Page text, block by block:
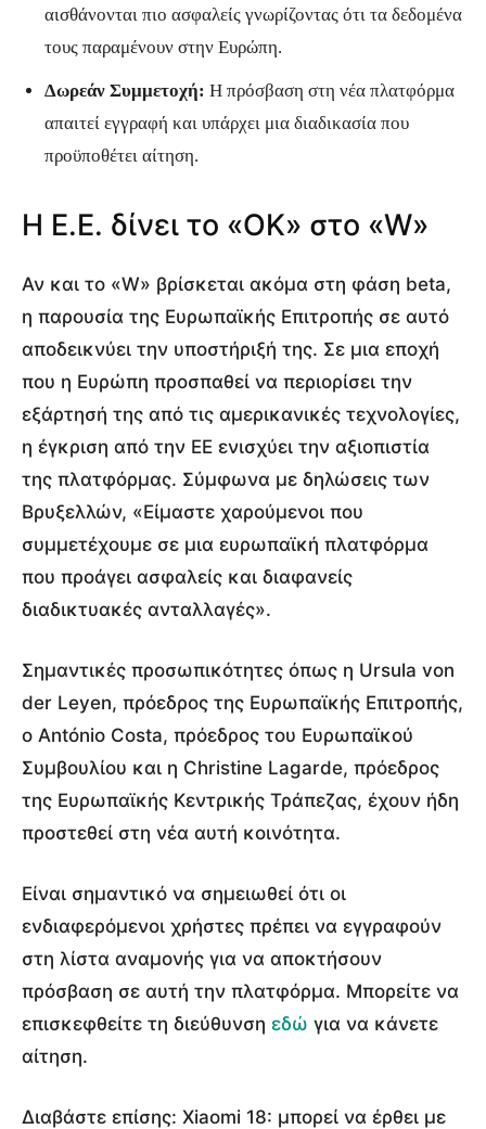
αισθάνονται πιο ασφαλείς γνωρίζοντας ότι τα δεδομένα
τους παραμένουν στην Ευρώπη.
Δωρεάν Συμμετοχή: Η πρόσβαση στη νέα πλατφόρμα
απαιτεί εγγραφή και υπάρχει μια διαδικασία που
προϋποθέτει αίτηση.
Η Ε.Ε. δίνει το «ΟΚ» στο «W»
Αν και το «W» βρίσκεται ακόμα στη φάση beta,
η παρουσία της Ευρωπαϊκής Επιτροπής σε αυτό
αποδεικνύει την υποστήριξή της. Σε μια εποχή
που η Ευρώπη προσπαθεί να περιορίσει την
εξάρτησή της από τις αμερικανικές τεχνολογίες,
η έγκριση από την ΕΕ ενισχύει την αξιοπιστία
της πλατφόρμας. Σύμφωνα με δηλώσεις των
Βρυξελλών, «Είμαστε χαρούμενοι που
συμμετέχουμε σε μια ευρωπαϊκή πλατφόρμα
που προάγει ασφαλείς και διαφανείς
διαδικτυακές ανταλλαγές».
Σημαντικές προσωπικότητες όπως η Ursula von
der Leyen, πρόεδρος της Ευρωπαϊκής Επιτροπής,
ο António Costa, πρόεδρος του Ευρωπαϊκού
Συμβουλίου και η Christine Lagarde, πρόεδρος
της Ευρωπαϊκής Κεντρικής Τράπεζας, έχουν ήδη
προστεθεί στη νέα αυτή κοινότητα.
Είναι σημαντικό να σημειωθεί ότι οι
ενδιαφερόμενοι χρήστες πρέπει να εγγραφούν
στη λίστα αναμονής για να αποκτήσουν
πρόσβαση σε αυτή την πλατφόρμα. Μπορείτε να
επισκεφθείτε τη διεύθυνση εδώ για να κάνετε
αίτηση.
Διαβάστε επίσης: Xiaomi 18: μπορεί να έρθει με